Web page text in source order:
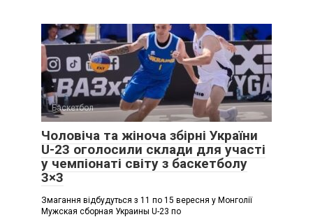
Баскетбол
Чоловіча та жіноча збірні України
U-23 оголосили склади для участі
у чемпіонаті світу з баскетболу
3×3
Змагання відбудуться з 11 по 15 вересня у Монголії
Мужская сборная Украины U-23 по